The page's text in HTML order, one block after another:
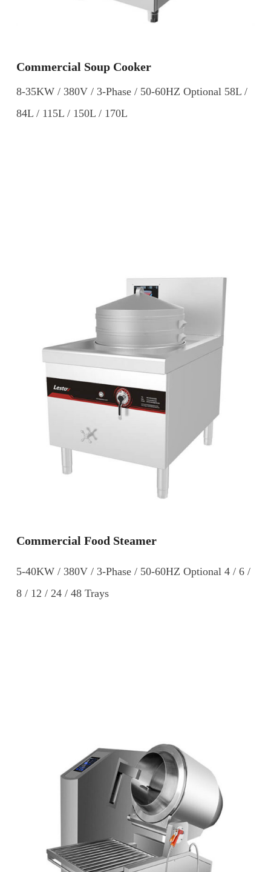
Commercial Soup Cooker
8-35KW / 380V / 3-Phase / 50-60HZ Optional 58L /
84L / 115L / 150L / 170L
Commercial Food Steamer
5-40KW / 380V / 3-Phase / 50-60HZ Optional 4 / 6 /
8 / 12 / 24 / 48 Trays